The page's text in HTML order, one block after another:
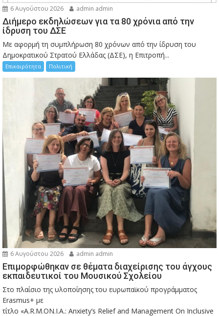
6 Αυγούστου 2026 admin admin
Διήμερο εκδηλώσεων για τα 80 χρόνια από την
ίδρυση του ΔΣΕ
Με αφορμή τη συμπλήρωση 80 χρόνων από την ίδρυση του
Δημοκρατικού Στρατού Ελλάδας (ΔΣΕ), η Επιτροπή...
Επικαιρότητα Πολιτική
6 Αυγούστου 2026 admin admin
Eπιμορφώθηκαν σε θέματα διαχείρισης του άγχους
εκπαιδευτικοί του Μουσικού Σχολείου
Στο πλαίσιο της υλοποίησης του ευρωπαϊκού προγράμματος
Erasmus+ με
τίτλο «A.R.M.ON.I.A.: Anxiety’s Relief and Management On Inclusive